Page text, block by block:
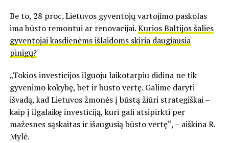
Be to, 28 proc. Lietuvos gyventojų vartojimo paskolas
ima būsto remontui ar renovacijai.Kurios Baltijos šalies
gyventojai kasdienėms išlaidoms skiria daugiausia
pinigų?
„Tokios investicijos ilguoju laikotarpiu didina ne tik
gyvenimo kokybę, bet ir būsto vertę. Galime daryti
išvadą, kad Lietuvos žmonės į būstą žiūri strategiškai –
kaip į ilgalaikę investiciją, kuri gali atsipirkti per
mažesnes sąskaitas ir išaugusią būsto vertę“, – aiškina R.
Mylė.